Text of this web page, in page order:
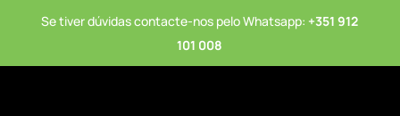
Se tiver dúvidas contacte-nos pelo Whatsapp: +351 912
101 008